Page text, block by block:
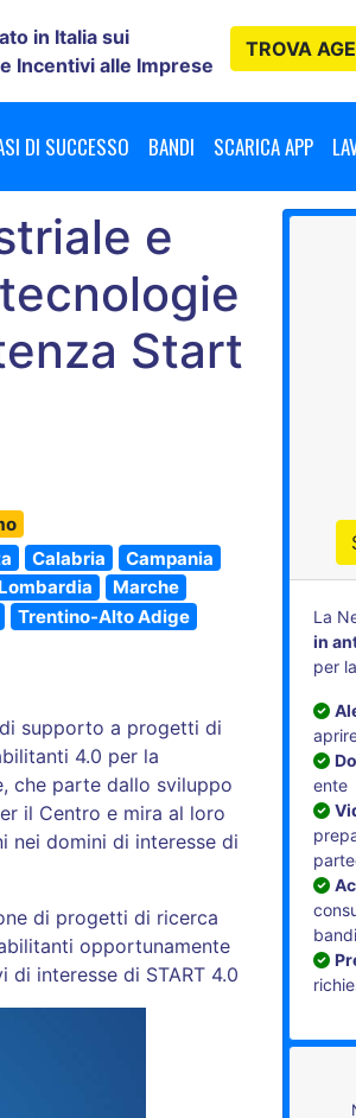
in Italia sui
Incentivi alle Imprese
TROVA
DI SUCCESSO BANDI SCARICA APP
e
Start
Calabria
Campania
Lombardia
Marche
Trentino-Alto Adige
supporto a progetti di
4.0 per la
che parte dallo sviluppo
il Centro e mira al loro
nei domini di interesse di
di progetti di ricerca
opportunamente
interesse di START 4.0
La
in
per
ente
bandi